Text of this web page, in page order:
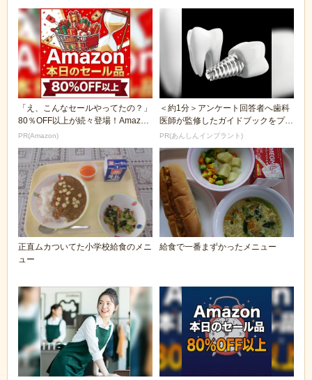
「え、こんなセールやってたの？」
80％OFF以上が続々登場！Amazon
の本気が...
PR(Amazon)
＜約1分＞アンケート回答者へ歯科
医師が監修したガイドブックをプレ
ゼント。65歳以...
PR(あんしんインプラント)
正直ムカついてた小学校給食のメニ
ュー
給食で一番まずかったメニュー